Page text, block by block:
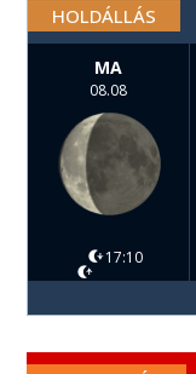
HOLDÁLLÁS
MA
08.08
17:10